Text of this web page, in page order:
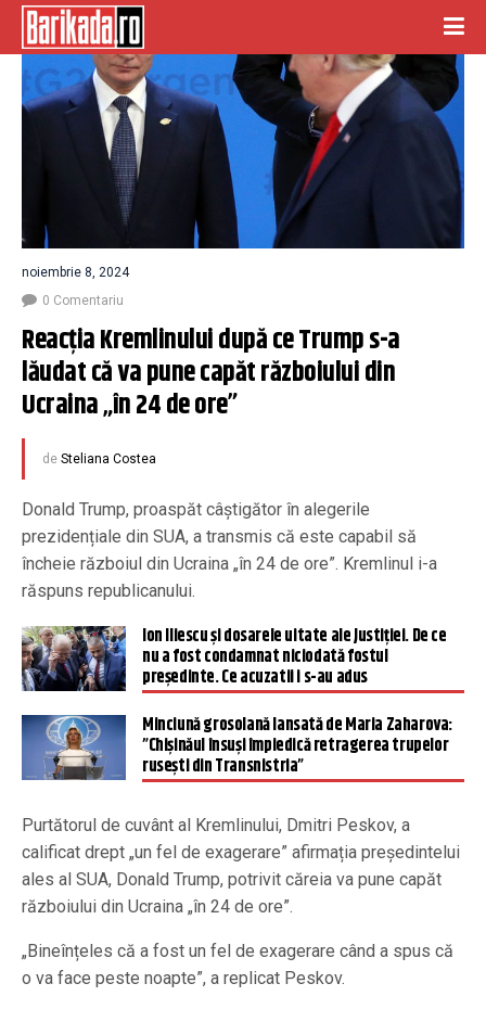
noiembrie 8, 2024
0 Comentariu
Reacția Kremlinului după ce Trump s-a
lăudat că va pune capăt războiului din
Ucraina „în 24 de ore”
de Steliana Costea
Donald Trump, proaspăt câștigător în alegerile
prezidențiale din SUA, a transmis că este capabil să
încheie războiul din Ucraina „în 24 de ore”. Kremlinul i-a
răspuns republicanului.
Ion Iliescu și dosarele uitate ale Justiției. De ce
nu a fost condamnat niciodată fostul
președinte. Ce acuzatii i s-au adus
Minciună grosolană lansată de Maria Zaharova:
”Chișinăul însuși împiedică retragerea trupelor
rusești din Transnistria”
Purtătorul de cuvânt al Kremlinului, Dmitri Peskov, a
calificat drept „un fel de exagerare” afirmația președintelui
ales al SUA, Donald Trump, potrivit căreia va pune capăt
războiului din Ucraina „în 24 de ore”.
„Bineînțeles că a fost un fel de exagerare când a spus că
o va face peste noapte”, a replicat Peskov.